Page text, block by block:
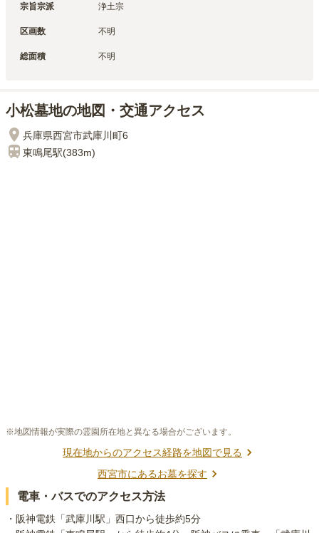
宗旨宗派 浄土宗
区画数 不明
総面積 不明
小松墓地の地図・交通アクセス
兵庫県西宮市武庫川町6
東鳴尾駅(383m)
※地図情報が実際の霊園所在地と異なる場合がございます。
現在地からのアクセス経路を地図で見る
西宮市にあるお墓を探す
電車・バスでのアクセス方法
・阪神電鉄「武庫川駅」西口から徒歩約5分